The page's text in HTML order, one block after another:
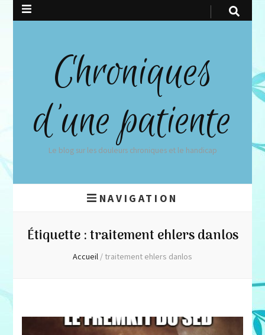
Chroniques
d'une patiente
Le blog sur les douleurs chroniques et le handicap
NAVIGATION
Étiquette :traitement ehlers danlos
Accueil/ traitement ehlers danlos